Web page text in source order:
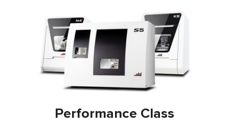
Performance Class